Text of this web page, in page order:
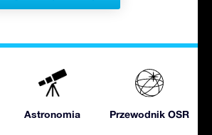
Astronomia Przewodnik OSR